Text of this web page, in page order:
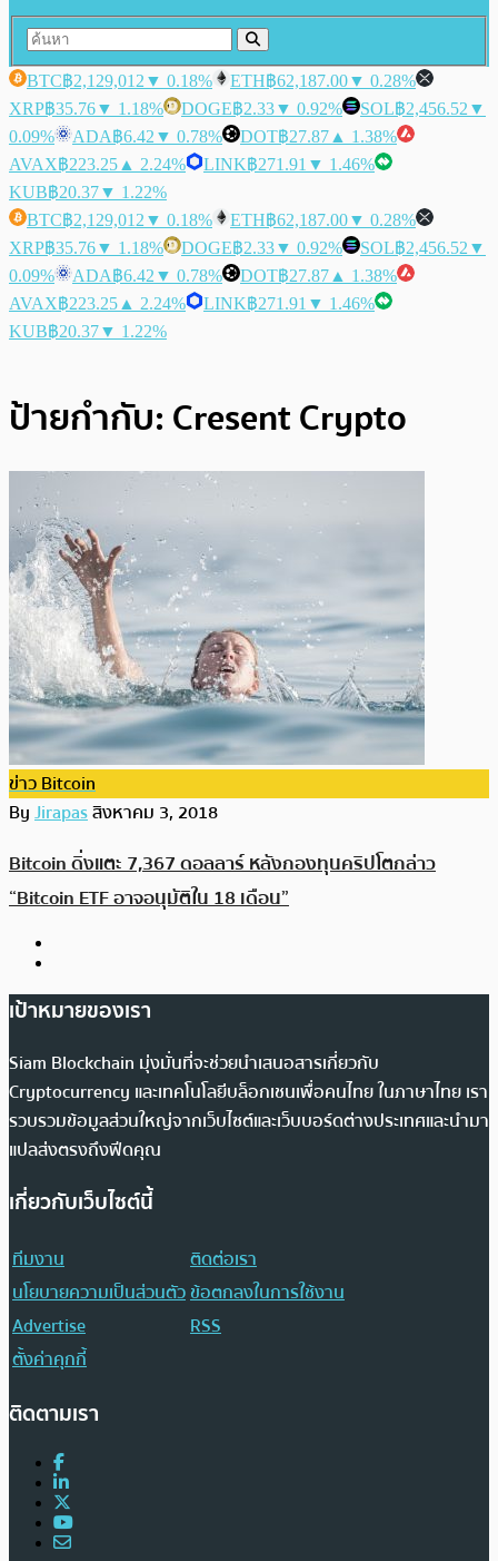
BTC฿2,129,012 ▼ 0.18% ETH฿62,187.00▼ 0.28%
XRP฿35.76▼ 1.18% DOGE฿2.33▼ 0.92% SOL฿2,456.52 ▼
0.09%
ADA฿6.42 ▼ 0.78% DOT฿27.87 ▲ 1.38%
AVAX฿223.25 ▲ 2.24% LINK฿271.91 ▼ 1.46%
KUB฿20.37▼ 1.22%
BTC฿2,129,012 ▼ 0.18% ETH฿62,187.00▼ 0.28%
XRP฿35.76▼ 1.18% DOGE฿2.33▼ 0.92% SOL฿2,456.52 ▼
0.09%
ADA฿6.42 ▼ 0.78% DOT฿27.87 ▲ 1.38%
AVAX฿223.25 ▲ 2.24% LINK฿271.91 ▼ 1.46%
KUB฿20.37▼ 1.22%
ป้ายกำกับ: Cresent Crypto
ข่าว Bitcoin
ByJirapasสิงหาคม 3, 2018
Bitcoin ดิ่งแตะ 7,367 ดอลลาร์ หลังกองทุนคริปโตกล่าว
“Bitcoin ETF อาจอนุมัติใน 18 เดือน”
เป้าหมายของเรา
Siam Blockchain มุ่งมั่นที่จะช่วยนำเสนอสารเกี่ยวกับ
Cryptocurrency และเทคโนโลยีบล็อกเชนเพื่อคนไทย ในภาษาไทย เรา
รวบรวมข้อมูลส่วนใหญ่จากเว็บไซต์และเว็บบอร์ดต่างประเทศและนำมา
แปลส่งตรงถึงฟีดคุณ
เกี่ยวกับเว็บไซต์นี้
ทีมงาน
ติดต่อเรา
นโยบายความเป็นส่วนตัวข้อตกลงในการใช้งาน
Advertise
RSS
ตั้งค่าคุกกี้
ติดตามเรา